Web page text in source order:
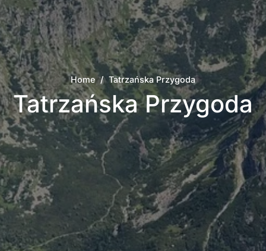
Home / Tatrzańska Przygoda
Tatrzańska Przygoda